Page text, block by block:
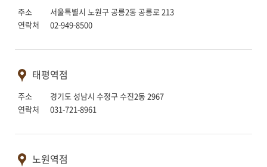
주소 서울특별시 노원구 공릉2동 공릉로 213
연락처 02-949-8500
태평역점
주소 경기도 성남시 수정구 수진2동 2967
연락처 031-721-8961
노원역점